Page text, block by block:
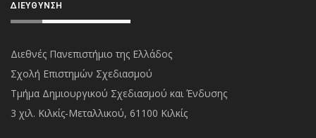
ΔΙΕΎΘΥΝΣΗ
Διεθνές Πανεπιστήμιο της Ελλάδος
Σχολή Επιστημών Σχεδιασμού
Τμήμα Δημιουργικού Σχεδιασμού και Ένδυσης
3 χιλ. Κιλκίς-Μεταλλικού, 61100 Κιλκίς